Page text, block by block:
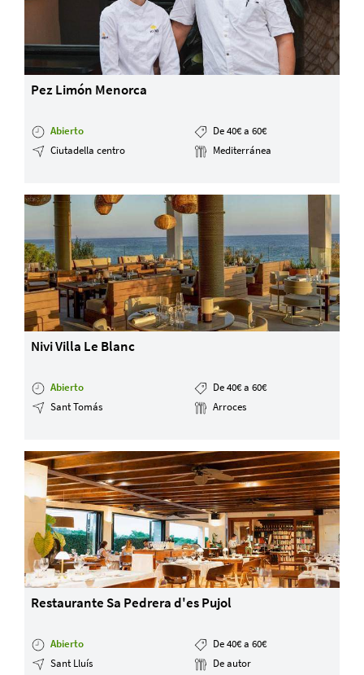
Pez Limón Menorca
Abierto
De 40€ a 60€
Ciutadella centro
Mediterránea
Nivi Villa Le Blanc
Abierto
De 40€ a 60€
Sant Tomás
Arroces
Restaurante Sa Pedrera d'es Pujol
Abierto
De 40€ a 60€
Sant Lluís
De autor